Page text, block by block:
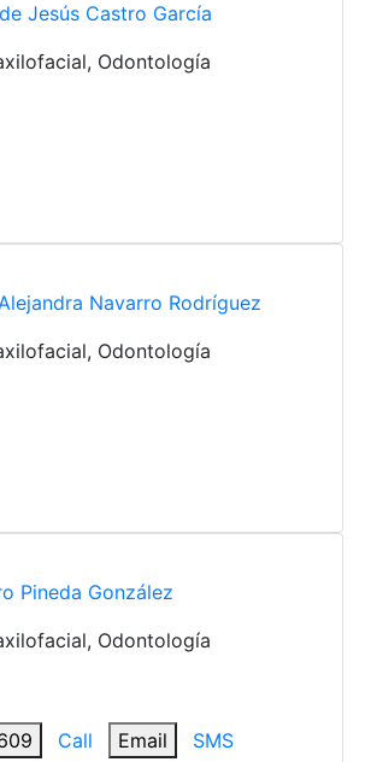
Jesús Castro García
Odontología
Navarro Rodríguez
Odontología
Pineda González
Odontología
Call Email SMS